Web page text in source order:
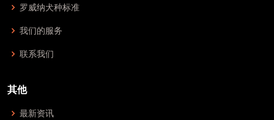
罗威纳犬种标准
我们的服务
联系我们
其他
最新资讯